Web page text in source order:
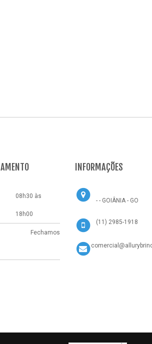
08h30 às
18h00
Fechamos
INFORMAÇÕES
- - GOIÂNIA - GO
(11) 2985-1918